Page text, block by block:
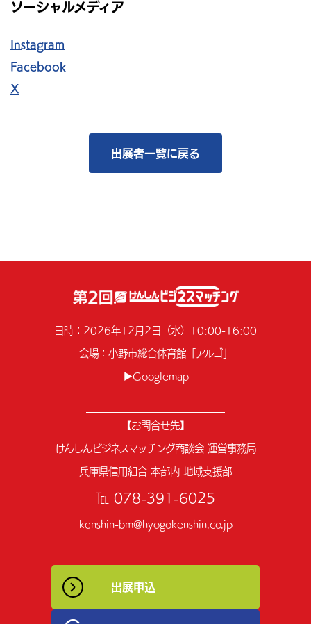
ソーシャルメディア
Instagram
Facebook
X
出展者一覧に戻る
日時：2026年12月2日（水）10:00-16:00
会場：小野市総合体育館「アルゴ」
▶Googlemap
【お問合せ先】
けんしんビジネスマッチング商談会 運営事務局
兵庫県信用組合 本部内 地域支援部
℡ 078-391-6025
kenshin-bm@hyogokenshin.co.jp
出展申込